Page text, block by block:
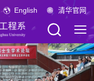
English 清华官网